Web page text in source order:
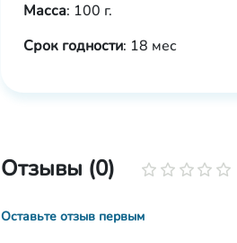
Масса: 100 г.
Срок годности: 18 мес
Отзывы (0)
Оставьте отзыв первым